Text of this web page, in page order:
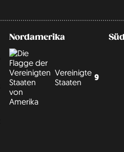
Nordamerika
Vereinigte
Staaten
9